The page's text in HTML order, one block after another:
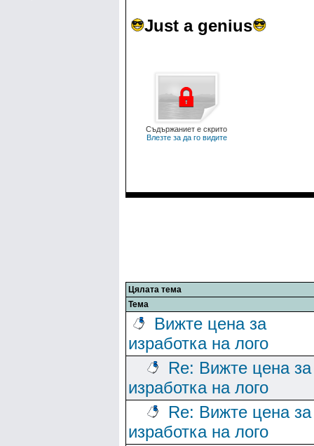
Just a genius
Съдържаниет е скрито
Влезте за да го видите
Цялата тема
Тема
Вижте цена за
изработка на лого
Re: Вижте цена за
изработка на лого
Re: Вижте цена за
изработка на лого